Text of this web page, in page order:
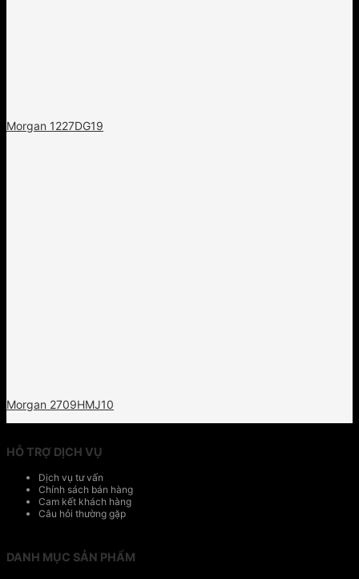
Morgan 1227DG19
Morgan 2709HMJ10
HỖ TRỢ DỊCH VỤ
Dịch vụ tư vấn
Chính sách bán hàng
Cam kết khách hàng
Câu hỏi thường gặp
DANH MỤC SẢN PHẨM